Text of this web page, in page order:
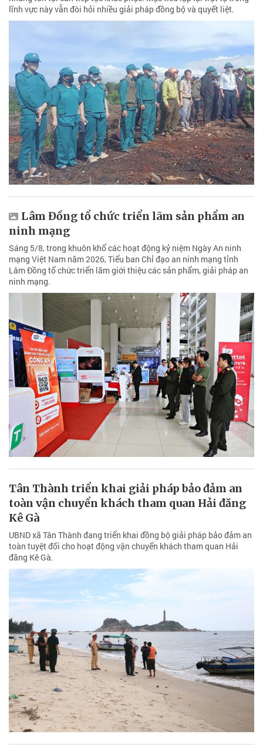
lĩnh vực này vẫn đòi hỏi nhiều giải pháp đồng bộ và quyết liệt.
Lâm Đồng tổ chức triển lãm sản phẩm an
ninh mạng
Sáng 5/8, trong khuôn khổ các hoạt động kỷ niệm Ngày An ninh
mạng Việt Nam năm 2026, Tiểu ban Chỉ đạo an ninh mạng tỉnh
Lâm Đồng tổ chức triển lãm giới thiệu các sản phẩm, giải pháp an
ninh mạng.
Tân Thành triển khai giải pháp bảo đảm an
toàn vận chuyển khách tham quan Hải đăng
Kê Gà
UBND xã Tân Thành đang triển khai đồng bộ giải pháp bảo đảm an
toàn tuyệt đối cho hoạt động vận chuyển khách tham quan Hải
đăng Kê Gà.